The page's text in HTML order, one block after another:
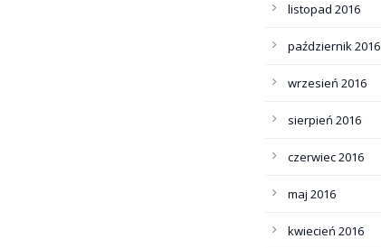
listopad 2016
październik 2016
wrzesień 2016
sierpień 2016
czerwiec 2016
maj 2016
kwiecień 2016